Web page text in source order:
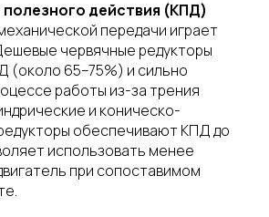
действия (КПД)
передачи играет
червячные редукторы
(около 65–75%) и сильно
работы из-за трения
и коническо-
обеспечивают КПД до
использовать менее
при сопоставимом